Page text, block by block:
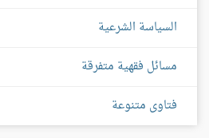
السياسة الشرعية
مسائل فقهية متفرقة
فتاوى متنوعة